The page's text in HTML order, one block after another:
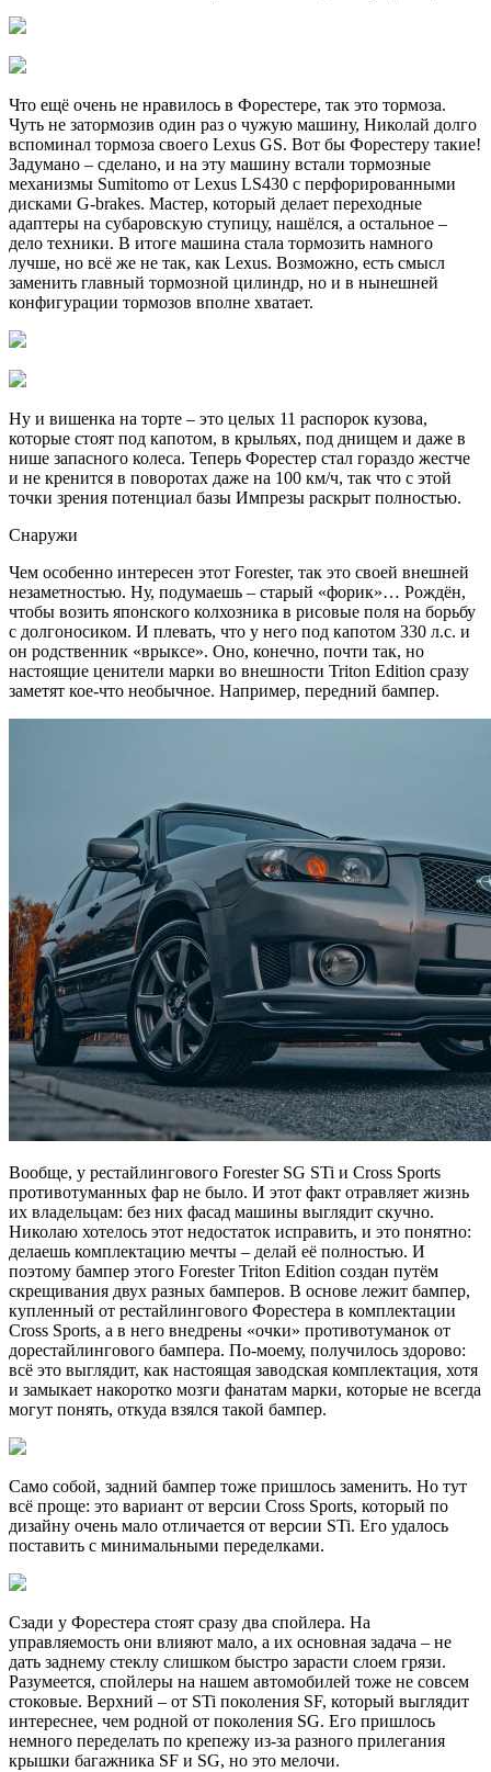
Что ещё очень не нравилось в Форестере, так это тормоза.
Чуть не затормозив один раз о чужую машину, Николай долго
вспоминал тормоза своего Lexus GS. Вот бы Форестеру такие!
Задумано – сделано, и на эту машину встали тормозные
механизмы Sumitomo от Lexus LS430 с перфорированными
дисками G-brakes. Мастер, который делает переходные
адаптеры на субаровскую ступицу, нашёлся, а остальное –
дело техники. В итоге машина стала тормозить намного
лучше, но всё же не так, как Lexus. Возможно, есть смысл
заменить главный тормозной цилиндр, но и в нынешней
конфигурации тормозов вполне хватает.
Ну и вишенка на торте – это целых 11 распорок кузова,
которые стоят под капотом, в крыльях, под днищем и даже в
нише запасного колеса. Теперь Форестер стал гораздо жестче
и не кренится в поворотах даже на 100 км/ч, так что с этой
точки зрения потенциал базы Импрезы раскрыт полностью.
Снаружи
Чем особенно интересен этот Forester, так это своей внешней
незаметностью. Ну, подумаешь – старый «форик»… Рождён,
чтобы возить японского колхозника в рисовые поля на борьбу
с долгоносиком. И плевать, что у него под капотом 330 л.с. и
он родственник «врыксе». Оно, конечно, почти так, но
настоящие ценители марки во внешности Triton Edition сразу
заметят кое-что необычное. Например, передний бампер.
Вообще, у рестайлингового Forester SG STi и Cross Sports
противотуманных фар не было. И этот факт отравляет жизнь
их владельцам: без них фасад машины выглядит скучно.
Николаю хотелось этот недостаток исправить, и это понятно:
делаешь комплектацию мечты – делай её полностью. И
поэтому бампер этого Forester Triton Edition создан путём
скрещивания двух разных бамперов. В основе лежит бампер,
купленный от рестайлингового Форестера в комплектации
Cross Sports, а в него внедрены «очки» противотуманок от
дорестайлингового бампера. По-моему, получилось здорово:
всё это выглядит, как настоящая заводская комплектация, хотя
и замыкает накоротко мозги фанатам марки, которые не всегда
могут понять, откуда взялся такой бампер.
Само собой, задний бампер тоже пришлось заменить. Но тут
всё проще: это вариант от версии Cross Sports, который по
дизайну очень мало отличается от версии STi. Его удалось
поставить с минимальными переделками.
Сзади у Форестера стоят сразу два спойлера. На
управляемость они влияют мало, а их основная задача – не
дать заднему стеклу слишком быстро зарасти слоем грязи.
Разумеется, спойлеры на нашем автомобилей тоже не совсем
стоковые. Верхний – от STi поколения SF, который выглядит
интереснее, чем родной от поколения SG. Его пришлось
немного переделать по крепежу из-за разного прилегания
крышки багажника SF и SG, но это мелочи.